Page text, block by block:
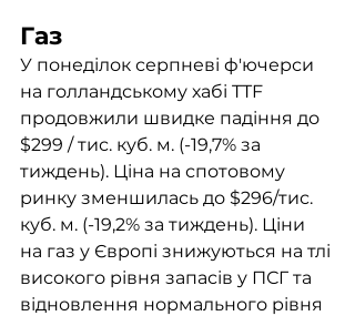
Газ
У понеділок серпневі ф'ючерси
на голландському хабі TTF
продовжили швидке падіння до
$299 / тис. куб. м. (-19,7% за
тиждень). Ціна на спотовому
ринку зменшилась до $296/тис.
куб. м. (-19,2% за тиждень). Ціни
на газ у Європі знижуються на тлі
високого рівня запасів у ПСГ та
відновлення нормального рівня